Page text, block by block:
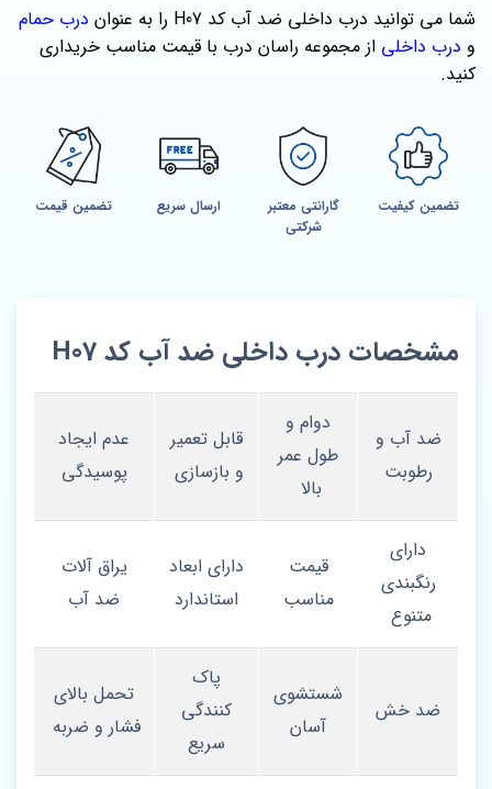
شما می توانید درب داخلی ضد آب کد H07 را به عنوان
درب حمام
و درب داخلی از مجموعه راسان درب با قیمت مناسب خریداری
کنید.
تضمین کیفیت
گارانتی معتبر
شرکتی
ارسال سریع تضمین قیمت
مشخصات درب داخلی ضد آب کد H07
ضد آب و
رطوبت
دوام و
طول عمر
بالا
قابل تعمیر
و بازسازی
عدم ایجاد
پوسیدگی
دارای
رنگبندی
متنوع
قیمت
مناسب
دارای ابعاد
استاندارد
یراق آلات
ضد آب
ضد خش
شستشوی
آسان
پاک
کنندگی
سریع
تحمل بالای
فشار و ضربه